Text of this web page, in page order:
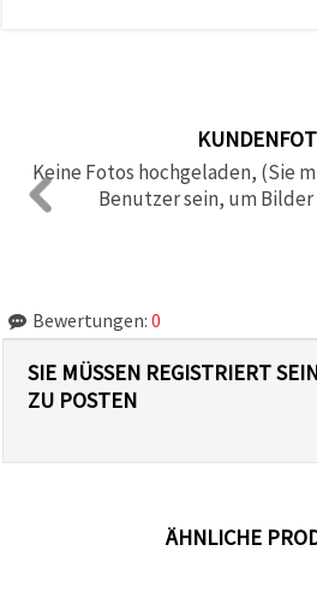
Keine Fotos hochgeladen, (Sie
Benutzer sein, um
Bewertungen: 0
SIE MÜSSEN REGISTRIERT
ZU POSTEN
ÄHNLICHE